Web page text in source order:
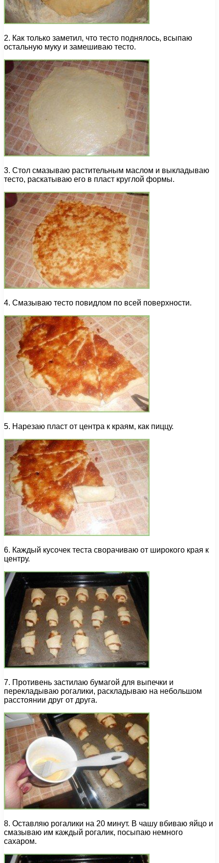
2. Как только заметил, что тесто поднялось, всыпаю
остальную муку и замешиваю тесто.
3. Стол смазываю растительным маслом и выкладываю
тесто, раскатываю его в пласт круглой формы.
4. Смазываю тесто повидлом по всей поверхности.
5. Нарезаю пласт от центра к краям, как пиццу.
6. Каждый кусочек теста сворачиваю от широкого края к
центру.
7. Противень застилаю бумагой для выпечки и
перекладываю рогалики, раскладываю на небольшом
расстоянии друг от друга.
8. Оставляю рогалики на 20 минут. В чашу вбиваю яйцо и
смазываю им каждый рогалик, посыпаю немного
сахаром.